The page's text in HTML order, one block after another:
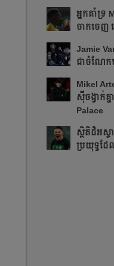
អ្នក​គាំទ្រ
ចាកចេញ​
Jamie
ជា​ចំណែក​
Mikel
ស៊ី​ចង្វាក់​
Palace
ស្ថិតិ​ដ៏​អស្ច
ប្រយុទ្ធ​ដែ